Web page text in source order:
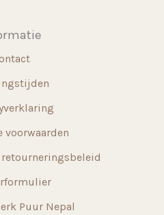
voorwaarden
Puur Nepal